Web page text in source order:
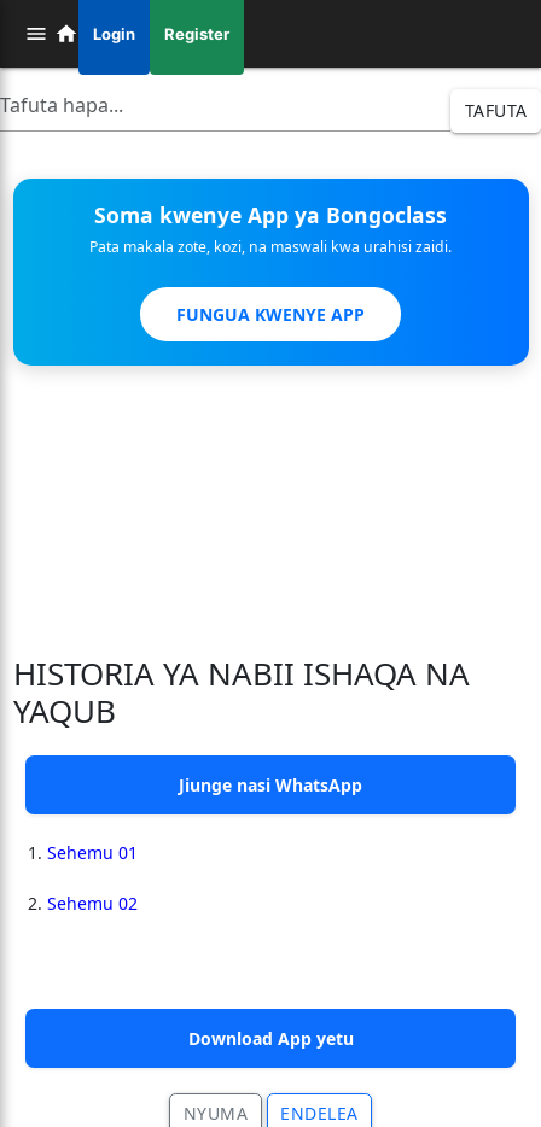
Login Register
TAFUTA
Soma kwenye App ya Bongoclass
Pata makala zote, kozi, na maswali kwa urahisi zaidi.
FUNGUA KWENYE APP
HISTORIA YA NABII ISHAQA NA
YAQUB
Jiunge nasi WhatsApp
Sehemu 01
Sehemu 02
Download App yetu
NYUMA ENDELEA